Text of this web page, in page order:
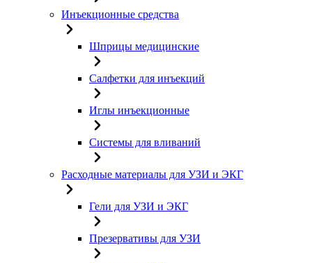
Инъекционные средства
Шприцы медицинские
Салфетки для инъекций
Иглы инъекционные
Системы для вливаний
Расходные материалы для УЗИ и ЭКГ
Гели для УЗИ и ЭКГ
Презервативы для УЗИ